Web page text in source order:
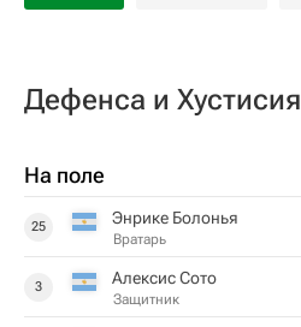
Дефенса и Хустисия
На поле
25 Энрике Болонья
Вратарь
3 Алексис Сото
Защитник